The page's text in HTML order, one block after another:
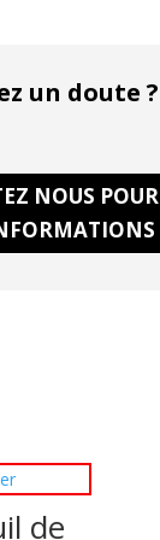
un doute ?
NOUS POUR
de